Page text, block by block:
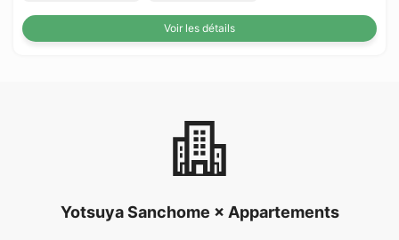
Voir les détails
Yotsuya Sanchome × Appartements